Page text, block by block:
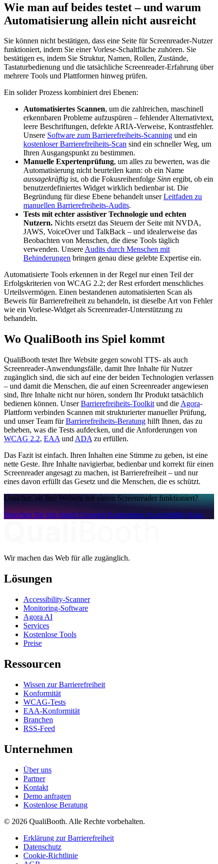
Wie man auf beides testet – und warum
Automatisierung allein nicht ausreicht
Sie können nicht bestätigen, dass eine Seite für Screenreader-Nutzer
funktioniert, indem Sie einer Vorlese-Schaltfläche zuhören. Sie
bestätigen es, indem Sie Struktur, Namen, Rollen, Zustände,
Tastaturbedienung und die tatsächliche Screenreader-Erfahrung über
mehrere Tools und Plattformen hinweg prüfen.
Ein solider Prozess kombiniert drei Ebenen:
Automatisiertes Scannen, um die zahlreichen, maschinell
erkennbaren Probleme aufzuspüren – fehlender Alternativtext,
leere Beschriftungen, defekte ARIA-Verweise, Kontrastfehler.
Unsere Software zum Barrierefreiheits-Scanning und ein
kostenloser Barrierefreiheits-Scan sind ein schneller Weg, um
Ihren Ausgangspunkt zu bestimmen.
Manuelle Expertenprüfung, um alles zu bewerten, was die
Automatisierung nicht beurteilen kann: ob ein Name
aussagekräftig ist, ob die Fokusreihenfolge Sinn ergibt, ob ein
benutzerdefiniertes Widget wirklich bedienbar ist. Die
Begründung für diese Ebene behandelt unserLeitfaden zu
manuellen Barrierefreiheits-Audits.
Tests mit echter assistiver Technologie und echten
Nutzern. Nichts ersetzt das Steuern der Seite mit NVDA,
JAWS, VoiceOver und TalkBack – und idealerweise das
Beobachten von Menschen, die diese Tools täglich
verwenden. UnsereAudits durch Menschen mit
Behinderungen bringen genau diese gelebte Expertise ein.
Automatisierte Tools erkennen in der Regel nur einen Teil der
Erfolgskriterien von WCAG 2.2; der Rest erfordert menschliches
Urteilsvermögen. Einen bestandenen automatisierten Scan als
Beweis für Barrierefreiheit zu behandeln, ist dieselbe Art von Fehler
wie ein Vorlese-Widget als Screenreader-Unterstützung zu
behandeln.
Wo QualiBooth ins Spiel kommt
QualiBooth testet Ihre Website gegen sowohl TTS- als auch
Screenreader-Anwendungsfälle, damit Ihre Inhalte für Nutzer
zugänglich sind, die sich auf eine der beiden Technologien verlassen
– und damit die Menschen, die auf einen Screenreader angewiesen
sind, Ihre Inhalte nicht nur hören, sondern Ihr Produkt tatsächlich
bedienen können. UnserBarrierefreiheits-Toolkit und die Agora-
Plattform verbinden Scannen mit strukturierter manueller Prüfung,
und unser Team fürBarrierefreiheits-Beratung hilft Ihnen, das zu
beheben, was die Tests aufdecken, und die Anforderungen von
WCAG 2.2, EAA und ADA zu erfüllen.
Das Fazit ist einfach. Ihren Inhalten eine Stimme zu geben, ist eine
nette Geste. Ihre Inhalte navigierbar, bedienbar und korrekt für einen
Screenreader angesagt zu machen, ist Barrierefreiheit – und nur
eines davon erfüllt das Gesetz und die Menschen, die es schützt.
Unsicher, ob Ihre Website mit einem Screenreader funktioniert?
Sprechen Sie mit einem Experten Kostenloser Accessibility-Scan
Wir machen das Web für alle zugänglich.
Lösungen
Accessibility-Scanner
Monitoring-Software
Agora AI
Services
Kostenlose Tools
Preise
Ressourcen
Wissen zur Barrierefreiheit
Konformität
WCAG-Tests
EAA-Konformität
Branchen
RSS-Feed
Unternehmen
Über uns
Partner
Kontakt
Demo anfragen
Kostenlose Beratung
© 2026 QualiBooth. Alle Rechte vorbehalten.
Erklärung zur Barrierefreiheit
Datenschutz
Cookie-Richtlinie